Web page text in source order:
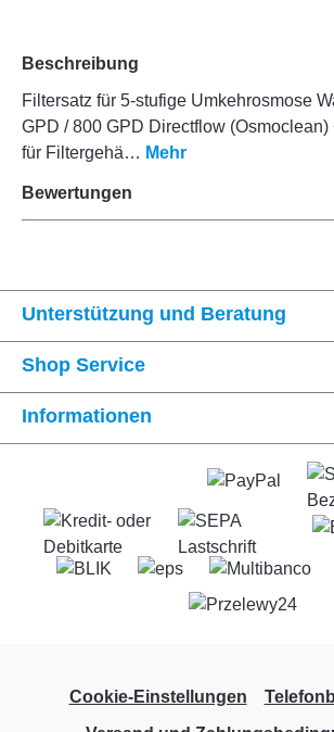
Beschreibung
Filtersatz für 5-stufige Umkehrosmose
GPD / 800 GPD Directflow (Osmoclean)
für Filtergehä… Mehr
Bewertungen
Unterstützung und Beratung
Shop Service
Informationen
Cookie-Einstellungen